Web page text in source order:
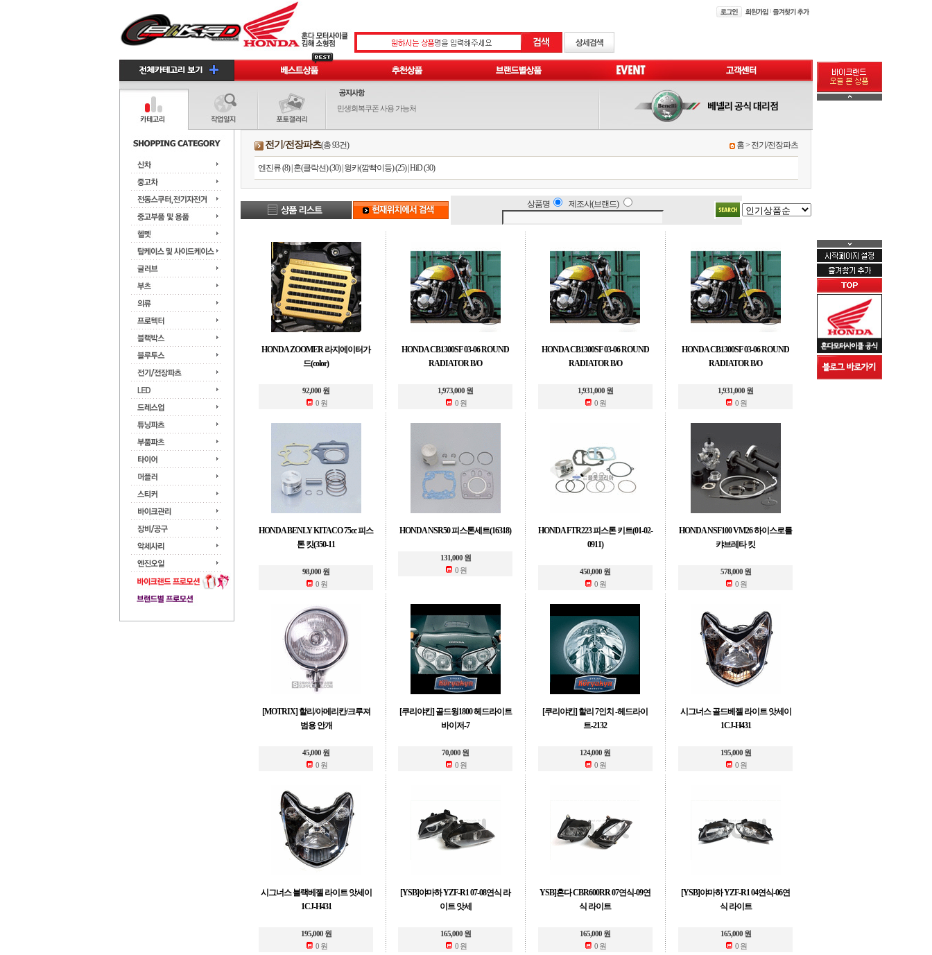
민생회복쿠폰 사용 가능처
전기/전장파츠(총 93건) 홈> 전기/전장파츠
엔진류 (8)| 혼(클락션) (30)| 윙카(깜빡이등) (25)| HiD (30)
상품명 제조사(브랜드)
HONDA ZOOMER 라지에이터가
드(color)
92,000 원
0 원
HONDA CB1300SF 03-06 ROUND
RADIATOR B/O
1,973,000 원
0 원
HONDA CB1300SF 03-06 ROUND
RADIATOR B/O
1,931,000 원
0 원
HONDA CB1300SF 03-06 ROUND
RADIATOR B/O
1,931,000 원
0 원
HONDA BENLY KITACO 75cc 피스
톤 킷(350-11
98,000 원
0 원
HONDA NSR50 피스톤세트(16318)
131,000 원
0 원
HONDA FTR223 피스톤 키트(01-02-
0911)
450,000 원
0 원
HONDA NSF100 VM26 하이스로틀
캬브레타 킷
578,000 원
0 원
[MOTRIX] 할리/아메리칸/크루져
범용 안개
45,000 원
0 원
[쿠리야킨] 골드윙1800 헤드라이트
바이저-7
70,000 원
0 원
[쿠리야킨] 할리 7인치 -헤드라이
트-2132
124,000 원
0 원
시그너스 골드베젤 라이트 앗세이
1CJ-H431
195,000 원
0 원
시그너스 블랙베젤 라이트 앗세이
1CJ-H431
195,000 원
0 원
[YSB]야마하 YZF-R1 07-08연식 라
이트 앗세
165,000 원
0 원
YSB]혼다 CBR600RR 07연식-09연
식 라이트
165,000 원
0 원
[YSB]야마하 YZF-R1 04연식-06연
식 라이트
165,000 원
0 원